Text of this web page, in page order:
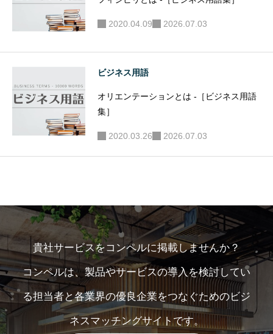
2020.04.09 2026.07.03
ビジネス用語
オリエンテーションとは -［ビジネス用語
集］
2020.03.26 2026.07.03
貴社サービスをコンペルに掲載しませんか？
コンペルは、製品やサービスの導入を検討してい
る担当者と各業界の優良企業をつなぐためのビジ
ネスマッチングサイトです。